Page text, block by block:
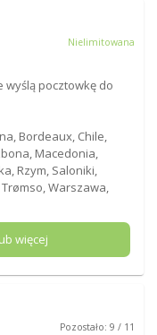
Nielimitowana
wyślą pocztowkę do
Bordeaux, Chile,
Macedonia,
Rzym, Saloniki,
Warszawa,
więcej
Pozostało: 9 / 11